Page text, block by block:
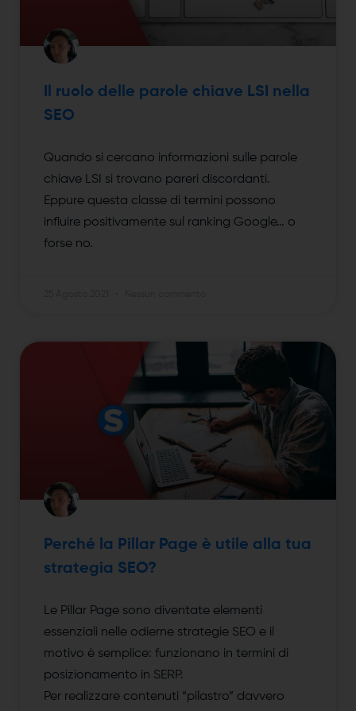
Il ruolo delle parole chiave LSI nella
SEO
Quando si cercano informazioni sulle parole
chiave LSI si trovano pareri discordanti.
Eppure questa classe di termini possono
influire positivamente sul ranking Google… o
forse no.
Perché la Pillar Page è utile alla tua
strategia SEO?
Le Pillar Page sono diventate elementi
essenziali nelle odierne strategie SEO e il
motivo è semplice: funzionano in termini di
posizionamento in SERP.
Per realizzare contenuti “pilastro” davvero